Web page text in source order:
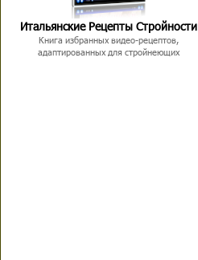
Итальянские Рецепты Стройности
Книга избранных видео-рецептов,
адаптированных для стройнеющих